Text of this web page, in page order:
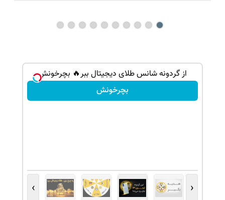
از گردونه شانس طلای دیجیتال ببر🔥 بچرخونش
بچرخونش
‹
›